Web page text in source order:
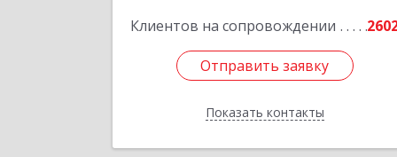
Клиентов на сопровождении
Отправить заявку
Показать контакты
Отправить заявку
Назад